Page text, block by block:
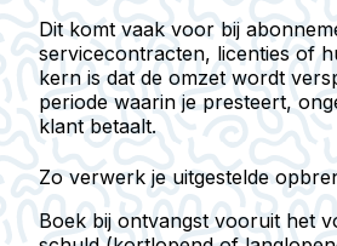
Dit komt vaak voor bij
servicecontracten, licenties of
kern is dat de omzet wordt
periode waarin je presteert,
klant betaalt.
Zo verwerk je uitgestelde
Boek bij ontvangst vooruit het